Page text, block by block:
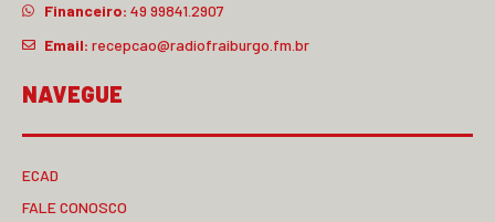
Financeiro: 49 99841.2907
Email: recepcao@radiofraiburgo.fm.br
NAVEGUE
ECAD
FALE CONOSCO